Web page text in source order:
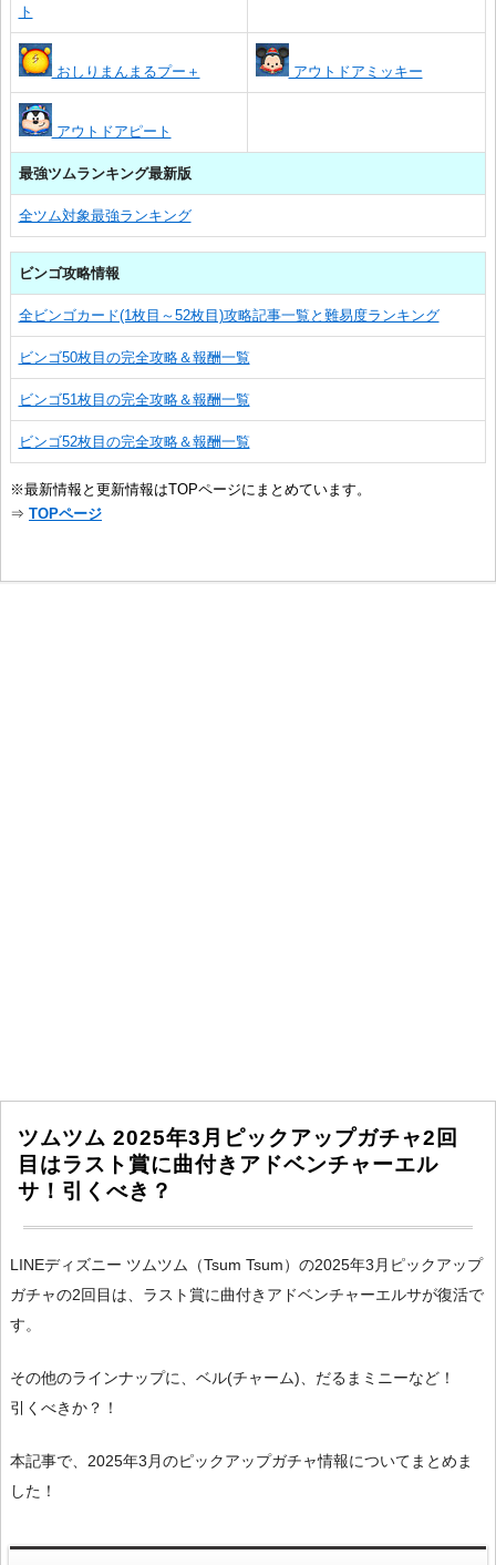
ト
おしりまんまるプー＋ アウトドアミッキー
アウトドアピート
最強ツムランキング最新版
全ツム対象最強ランキング
ビンゴ攻略情報
全ビンゴカード(1枚目～52枚目)攻略記事一覧と難易度ランキング
ビンゴ50枚目の完全攻略＆報酬一覧
ビンゴ51枚目の完全攻略＆報酬一覧
ビンゴ52枚目の完全攻略＆報酬一覧
※最新情報と更新情報はTOPページにまとめています。
⇒ TOPページ
ツムツム 2025年3月ピックアップガチャ2回
目はラスト賞に曲付きアドベンチャーエル
サ！引くべき？
LINEディズニー ツムツム（Tsum Tsum）の2025年3月ピックアップ
ガチャの2回目は、ラスト賞に曲付きアドベンチャーエルサが復活で
す。
その他のラインナップに、ベル(チャーム)、だるまミニーなど！
引くべきか？！
本記事で、2025年3月のピックアップガチャ情報についてまとめま
した！